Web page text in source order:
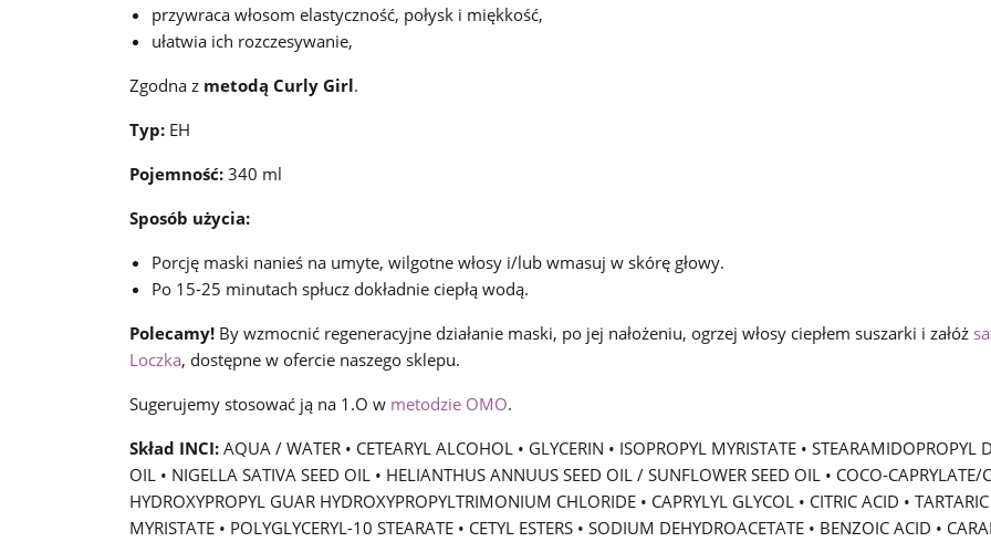
przywraca włosom elastyczność, połysk i miękkość,
ułatwia ich rozczesywanie,
Zgodna z metodą Curly Girl.
Typ: EH
Pojemność: 340 ml
Sposób użycia:
Porcję maski nanieś na umyte, wilgotne włosy i/lub wmasuj w skórę głowy.
Po 15-25 minutach spłucz dokładnie ciepłą wodą.
Polecamy! By wzmocnić regeneracyjne działanie maski, po jej nałożeniu, ogrzej włosy ciepłem suszarki i załóż
Loczka, dostępne w ofercie naszego sklepu.
Sugerujemy stosować ją na 1.O w metodzie OMO.
Skład INCI: AQUA / WATER • CETEARYL ALCOHOL • GLYCERIN • ISOPROPYL MYRISTATE •
OIL • NIGELLA SATIVA SEED OIL • HELIANTHUS ANNUUS SEED OIL / SUNFLOWER SEED OIL • COCO-CAPRYLATE/
HYDROXYPROPYL GUAR HYDROXYPROPYLTRIMONIUM CHLORIDE • CAPRYLYL GLYCOL • CITRIC ACID •
MYRISTATE • POLYGLYCERYL-10 STEARATE • CETYL ESTERS • SODIUM DEHYDROACETATE • BENZOIC ACID •